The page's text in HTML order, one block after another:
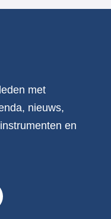
met
nieuws,
en